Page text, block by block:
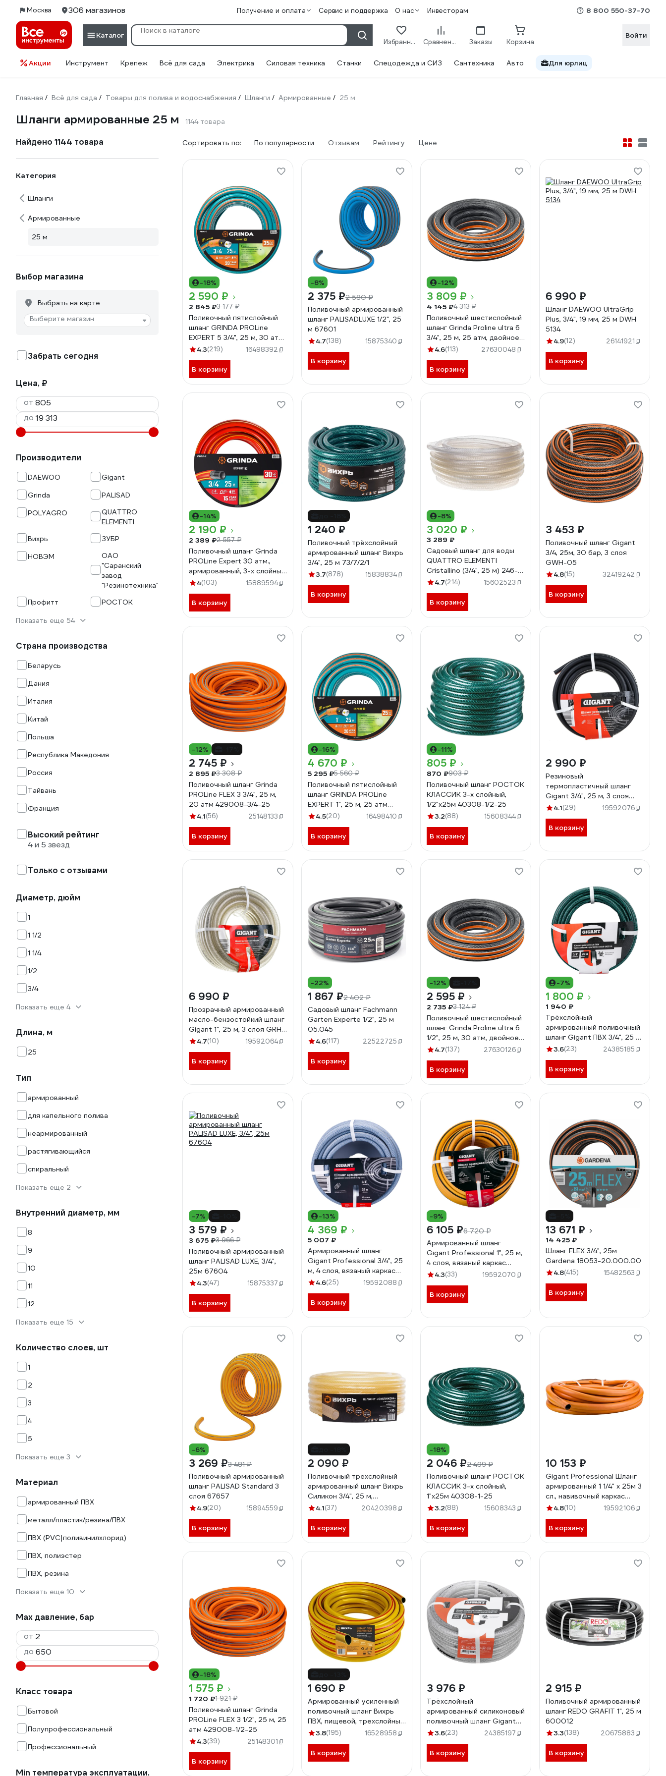
Москва 306 магазинов Получение и оплата Сервис и поддержка О нас Инвесторам 8 800 550-37-70
Каталог
Избранное Сравнение Заказы Корзина
Войти
Акции Инструмент Крепеж Всё для сада Электрика Силовая техника Станки Спецодежда и СИЗ Сантехника Авто Для юрлиц
Главная / Всё для сада / Товары для полива и водоснабжения / Шланги / Армированные / 25 м
Шланги армированные 25 м 1144 товара
Найдено 1144 товара
Категория
Шланги
Армированные
25 м
Выбор магазина
Выбрать на карте
Выберите магазин
Забрать сегодня
Цена, ₽
от
до
Производители
DAEWOO
Gigant
Grinda
PALISAD
POLYAGRO
QUATTRO
ELEMENTI
Вихрь
ЗУБР
НОВЭМ
ОАО
"Саранский
завод
"Резинотехника"
Профитт
РОСТОК
Показать еще 54
Страна производства
Беларусь
Дания
Италия
Китай
Польша
Республика Македония
Россия
Тайвань
Франция
Высокий рейтинг
4 и 5 звезд
Только с отзывами
Диаметр, дюйм
1
1 1/2
1 1/4
1/2
3/4
Показать еще 4
Длина, м
25
Тип
армированный
для капельного полива
неармированный
растягивающийся
спиральный
Показать еще 2
Внутренний диаметр, мм
8
9
10
11
12
Показать еще 15
Количество слоев, шт
1
2
3
4
5
Показать еще 3
Материал
армированный ПВХ
металл/пластик/резина/ПВХ
ПВХ (PVC|поливинилхлорид)
ПВХ, полиэстер
ПВХ, резина
Показать еще 10
Max давление, бар
от
до
Класс товара
Бытовой
Полупрофессиональный
Профессиональный
Min температура эксплуатации,
Сортировать по: По популярности Отзывам Рейтингу Цене
-18%
2 590 ₽
2 845 ₽3 177 ₽
Поливочный пятислойный
шланг GRINDA PROLine
EXPERT 5 3/4", 25 м, 30 атм
429007-3/4-25
4.3(219) 16498392
В корзину
-8%
2 375 ₽2 580 ₽
Поливочный армированный
шланг PALISADLUXE 1/2", 25
м 67601
4.7(138) 15875340
В корзину
-12%
3 809 ₽
4 145 ₽4 313 ₽
Поливочный шестислойный
шланг Grinda Proline ultra 6
3/4", 25 м, 25 атм, двойное
армирование 429009-3/4-
4.6(113) 27630048
В корзину
6 990 ₽
Шланг DAEWOO UltraGrip
Plus, 3/4", 19 мм, 25 м DWH
5134
4.9(12) 26141921
В корзину
-14%
2 190 ₽
2 389 ₽2 557 ₽
Поливочный шланг Grinda
PROLine Expert 30 атм.,
армированный, 3-х слойный,
3/4х25м 8-429005-3/4-
4(103) 15889594
В корзину
1 240 ₽
Поливочный трёхслойный
армированный шланг Вихрь
3/4", 25 м 73/7/2/1
3.7(878) 15838834
В корзину
-8%
3 020 ₽
3 289 ₽
Садовый шланг для воды
QUATTRO ELEMENTI
Cristallino (3/4", 25 м) 246-
9444.7(214) 15602523
В корзину
3 453 ₽
Поливочный шланг Gigant
3/4, 25м, 30 бар, 3 слоя
GWH-05
4.8(15) 32419242
В корзину
-12%
2 745 ₽
2 895 ₽3 308 ₽
Поливочный шланг Grinda
PROLine FLEX 3 3/4", 25 м,
20 атм 429008-3/4-25
4.1(56) 25148133
В корзину
-16%
4 670 ₽
5 295 ₽5 560 ₽
Поливочный пятислойный
шланг GRINDA PROLine
EXPERT 1", 25 м, 25 атм
429007-1-25
4.5(20) 16498410
В корзину
-11%
805 ₽
870 ₽903 ₽
Поливочный шланг РОСТОК
КЛАССИК 3-х слойный,
1/2"х25м 40308-1/2-25
3.2(88) 15608344
В корзину
2 990 ₽
Резиновый
термопластичный шланг
Gigant 3/4", 25 м, 3 слоя
GRH-05
4.1(29) 19592076
В корзину
6 990 ₽
Прозрачный армированный
масло-бензостойкий шланг
Gigant 1", 25 м, 3 слоя GRH-
064.7(10) 19592064
В корзину
-22%
1 867 ₽2 402 ₽
Садовый шланг Fachmann
Garten Experte 1/2", 25 м
05.045
4.6(117) 22522725
В корзину
-12%
2 595 ₽
2 735 ₽3 124 ₽
Поливочный шестислойный
шланг Grinda Proline ultra 6
1/2", 25 м, 30 атм, двойное
армирование 429009-1/2-
4.7(137) 27630126
В корзину
-7%
1 800 ₽
1 940 ₽
Трёхслойный
армированный поливочный
шланг Gigant ПВХ 3/4", 25 м
GREZ-01
3.6(23) 24385185
В корзину
-7%
3 579 ₽
3 675 ₽3 966 ₽
Поливочный армированный
шланг PALISAD LUXE, 3/4",
25м 67604
4.3(47) 15875337
В корзину
-13%
4 369 ₽
5 007 ₽
Армированный шланг
Gigant Professional 3/4", 25
м, 4 слоя, вязаный каркас
GRH-07
4.6(25) 19592088
В корзину
-9%
6 105 ₽6 720 ₽
Армированный шланг
Gigant Professional 1", 25 м,
4 слоя, вязаный каркас
GRH-08
4.3(33) 19592070
В корзину
13 671 ₽
14 425 ₽
Шланг FLEX 3/4", 25м
Gardena 18053-20.000.00
4.8(415) 15482563
В корзину
-6%
3 269 ₽3 481 ₽
Поливочный армированный
шланг PALISAD Standard 3
слоя 67657
4.9(20) 15894559
В корзину
2 090 ₽
Поливочный трехслойный
армированный шланг Вихрь
Силикон 3/4", 25 м,
прозрачный 73/7/2/30
4.1(37) 20420398
В корзину
-18%
2 046 ₽2 499 ₽
Поливочный шланг РОСТОК
КЛАССИК 3-х слойный,
1"х25м 40308-1-25
3.2(88) 15608343
В корзину
10 153 ₽
Gigant Professional Шланг
армированный 1 1/4" х 25м 3
сл., навивочный каркас
GRH-02
4.8(10) 19592106
В корзину
-18%
1 575 ₽
1 720 ₽1 921 ₽
Поливочный шланг Grinda
PROLine FLEX 3 1/2", 25 м, 25
атм 429008-1/2-25
4.3(39) 25148301
В корзину
1 690 ₽
Армированный усиленный
поливочный шланг Вихрь
ПВХ, пищевой, трехслойный,
3/4", 25 м, жёлтый 73/7/2/4
3.8(195) 16528958
В корзину
3 976 ₽
Трёхслойный
армированный силиконовый
поливочный шланг Gigant
3/4", 25 м GREZ-03
3.6(23) 24385197
В корзину
2 915 ₽
Поливочный армированный
шланг REDO GRAFIT 1", 25 м
600012
3.3(138) 20675883
В корзину